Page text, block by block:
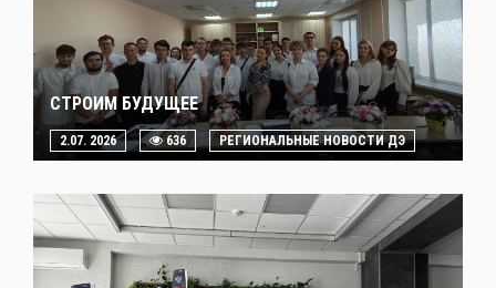
СТРОИМ БУДУЩЕЕ
2.07. 2026 636 РЕГИОНАЛЬНЫЕ НОВОСТИ ДЭ